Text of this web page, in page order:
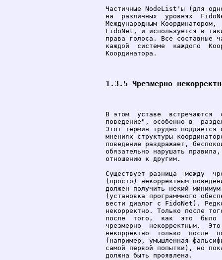
Частичные NodeList'ы (для
на  различных  уровнях
Международным
FidoNet, и используется в
права голоса. Все составные
каждой  системе  каждого
Координатора.
1.3.5 Чрезмерно
В этом  уставе  встречаются
поведение", особенно в
Этот термин трудно
мнениях структуры
поведение раздражает,
обязательно нарушать
отношению к другим.
Существует разница  между
(просто) некорректным
должен получить некий
(установка программного
вести диалог с FidoNet).
некорректно. Только после
после  того,  как  это  было
чрезмерно  некорректным.
некорректно  только  после
(например, умышленная
самой первой попытки), но
должна быть проявлена.